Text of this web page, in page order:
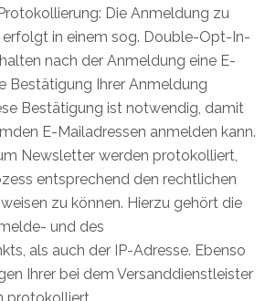
Die Anmeldung zu
in einem sog. Double-Opt-In-
nach der Anmeldung eine E-
Bestätigung Ihrer Anmeldung
Bestätigung ist notwendig, damit
E-Mailadressen anmelden kann.
Newsletter werden protokolliert,
entsprechend den rechtlichen
zu können. Hierzu gehört die
und des
als auch der IP-Adresse. Ebenso
Ihrer bei dem Versanddienstleister